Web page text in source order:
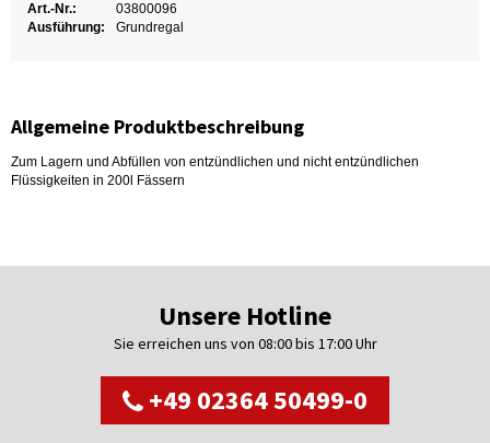
Art.-Nr.:
03800096
Ausführung:
Grundregal
Allgemeine Produktbeschreibung
Zum Lagern und Abfüllen von entzündlichen und nicht entzündlichen
Flüssigkeiten in 200l Fässern
Unsere Hotline
Sie erreichen uns von 08:00 bis 17:00 Uhr
+49 02364 50499-0